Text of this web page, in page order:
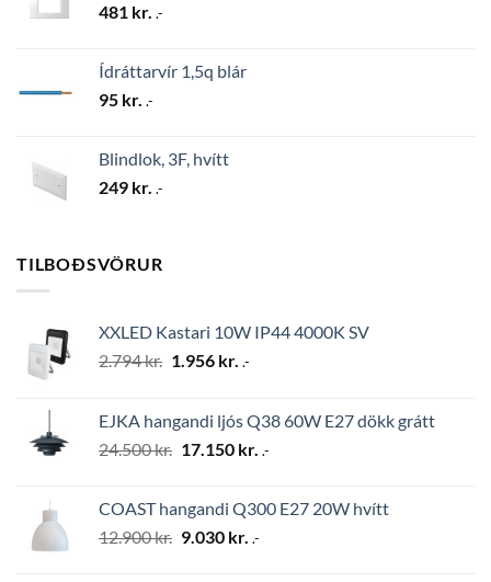
481 kr. .-
Ídráttarvír 1,5q blár
95 kr. .-
Blindlok, 3F, hvítt
249 kr. .-
TILBOÐSVÖRUR
XXLED Kastari 10W IP44 4000K SV
2.794kr. Original
2.794 kr..
1.956 kr. Current
1.956 kr..
.-
EJKA hangandi ljós Q38 60W E27 dökk grátt
24.500kr. Original
24.500 kr..
17.150 kr. Current
17.150 kr..
.-
COAST hangandi Q300 E27 20W hvítt
12.900kr. Original
9.030 kr. Current
.-